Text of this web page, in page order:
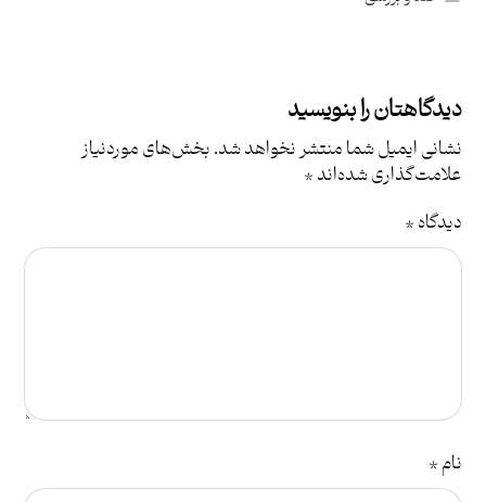
دیدگاهتان را بنویسید
نشانی ایمیل شما منتشر نخواهد شد.بخش‌های موردنیاز
علامت‌گذاری شده‌اند*
دیدگاه*
نام*